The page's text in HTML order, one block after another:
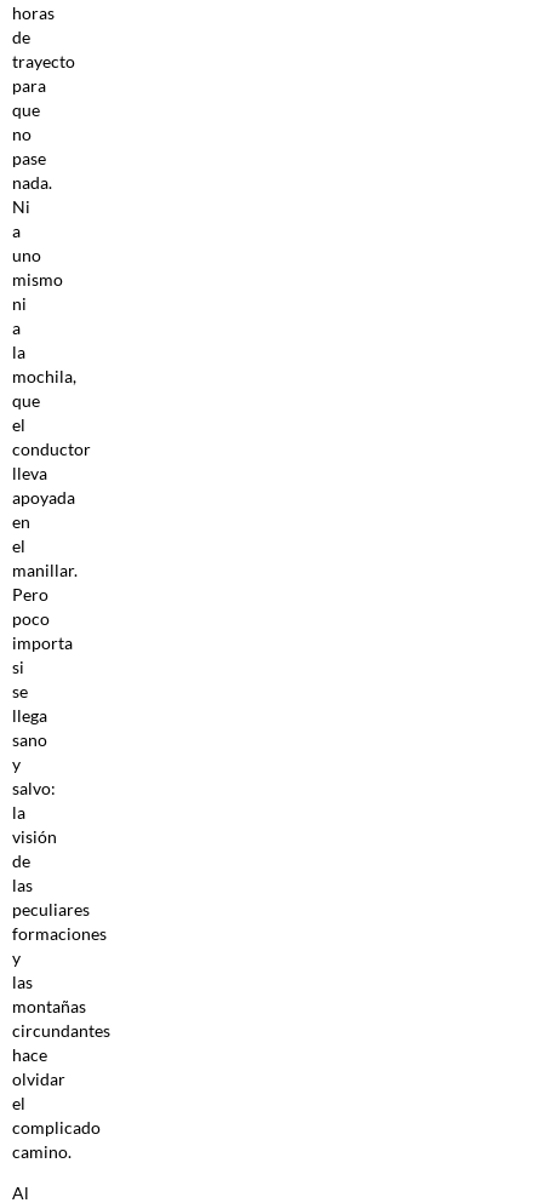
horas
de
trayecto
para
que
no
pase
nada.
Ni
a
uno
mismo
ni
a
la
mochila,
que
el
conductor
lleva
apoyada
en
el
manillar.
Pero
poco
importa
si
se
llega
sano
y
salvo:
la
visión
de
las
peculiares
formaciones
y
las
montañas
circundantes
hace
olvidar
el
complicado
camino.
Al